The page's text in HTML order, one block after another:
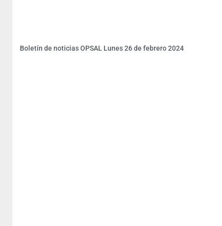
Boletín de noticias OPSAL Lunes 26 de febrero 2024